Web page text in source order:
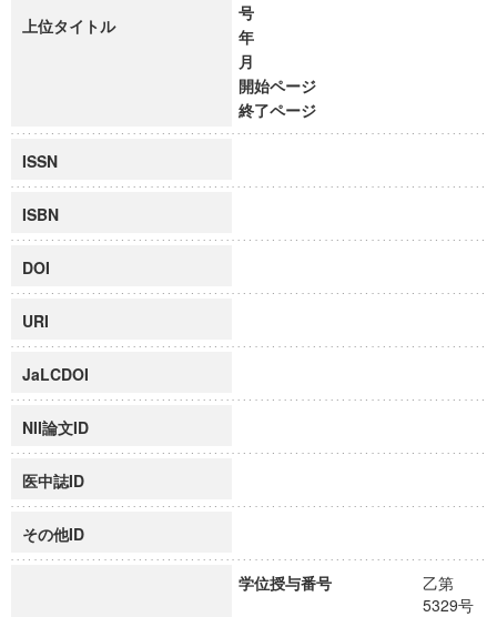
上位タイトル
号
年
月
開始ページ
終了ページ
ISSN
ISBN
DOI
URI
JaLCDOI
NII論文ID
医中誌ID
その他ID
学位授与番号
乙第
5329号